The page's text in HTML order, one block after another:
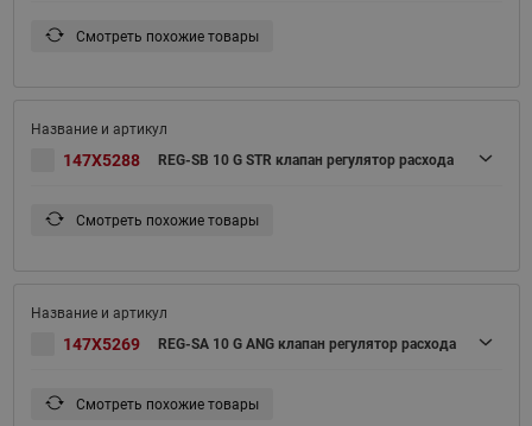
Смотреть похожие товары
147X5288 REG-SB 10 G STR клапан регулятор расхода
Смотреть похожие товары
147X5269 REG-SA 10 G ANG клапан регулятор расхода
Смотреть похожие товары